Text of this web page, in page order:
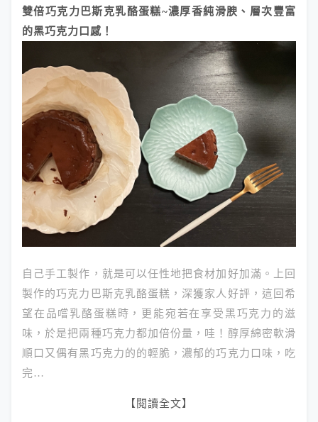
雙倍巧克力巴斯克乳酪蛋糕~濃厚香純滑腴、層次豐富
的黑巧克力口感！
自己手工製作，就是可以任性地把食材加好加滿。上回
製作的巧克力巴斯克乳酪蛋糕，深獲家人好評，這回希
望在品嚐乳酪蛋糕時，更能宛若在享受黑巧克力的滋
味，於是把兩種巧克力都加倍份量，哇！醇厚綿密軟滑
順口又偶有黑巧克力的的輕脆，濃郁的巧克力口味，吃
完…
【閱讀全文】